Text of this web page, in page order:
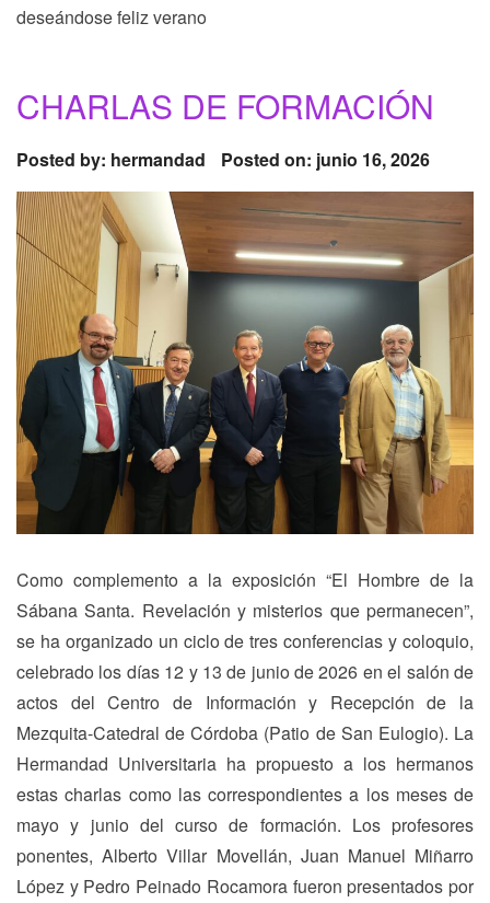
deseándose feliz verano
CHARLAS DE FORMACIÓN
Posted by: hermandad Posted on: junio 16, 2026
Como complemento a la exposición “El Hombre de la
Sábana Santa. Revelación y misterios que permanecen”,
se ha organizado un ciclo de tres conferencias y coloquio,
celebrado los días 12 y 13 de junio de 2026 en el salón de
actos del Centro de Información y Recepción de la
Mezquita-Catedral de Córdoba (Patio de San Eulogio). La
Hermandad Universitaria ha propuesto a los hermanos
estas charlas como las correspondientes a los meses de
mayo y junio del curso de formación. Los profesores
ponentes, Alberto Villar Movellán, Juan Manuel Miñarro
López y Pedro Peinado Rocamora fueron presentados por